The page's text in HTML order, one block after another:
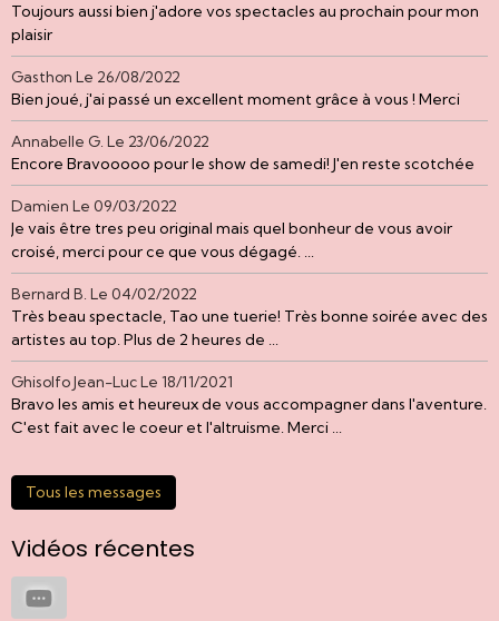
Toujours aussi bien j'adore vos spectacles au prochain pour mon
plaisir
Gasthon Le 26/08/2022
Bien joué, j'ai passé un excellent moment grâce à vous ! Merci
Annabelle G. Le 23/06/2022
Encore Bravooooo pour le show de samedi! J'en reste scotchée
Damien Le 09/03/2022
Je vais être tres peu original mais quel bonheur de vous avoir
croisé, merci pour ce que vous dégagé. ...
Bernard B. Le 04/02/2022
Très beau spectacle, Tao une tuerie! Très bonne soirée avec des
artistes au top. Plus de 2 heures de ...
Ghisolfo Jean-LucLe 18/11/2021
Bravo les amis et heureux de vous accompagner dans l'aventure.
C'est fait avec le coeur et l'altruisme. Merci ...
Tous les messages
Vidéos récentes